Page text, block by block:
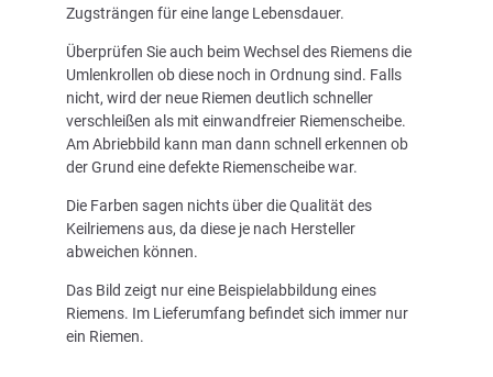
Zugsträngen für eine lange Lebensdauer.
Überprüfen Sie auch beim Wechsel des Riemens die
Umlenkrollen ob diese noch in Ordnung sind. Falls
nicht, wird der neue Riemen deutlich schneller
verschleißen als mit einwandfreier Riemenscheibe.
Am Abriebbild kann man dann schnell erkennen ob
der Grund eine defekte Riemenscheibe war.
Die Farben sagen nichts über die Qualität des
Keilriemens aus, da diese je nach Hersteller
abweichen können.
Das Bild zeigt nur eine Beispielabbildung eines
Riemens. Im Lieferumfang befindet sich immer nur
ein Riemen.